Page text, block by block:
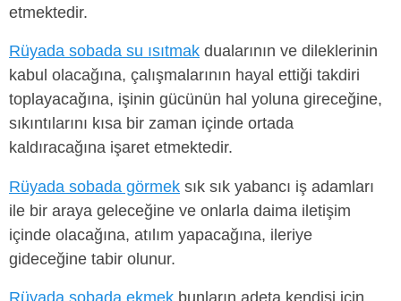
etmektedir.
Rüyada sobada su ısıtmak dualarının ve dileklerinin
kabul olacağına, çalışmalarının hayal ettiği takdiri
toplayacağına, işinin gücünün hal yoluna gireceğine,
sıkıntılarını kısa bir zaman içinde ortada
kaldıracağına işaret etmektedir.
Rüyada sobada görmek sık sık yabancı iş adamları
ile bir araya geleceğine ve onlarla daima iletişim
içinde olacağına, atılım yapacağına, ileriye
gideceğine tabir olunur.
Rüyada sobada ekmek bunların adeta kendisi için